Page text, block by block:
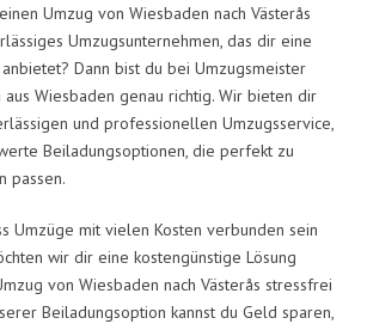
Umzug von Wiesbaden nach Västerås
Umzugsunternehmen, das dir eine
Dann bist du bei Umzugsmeister
Wiesbaden genau richtig. Wir bieten dir
und professionellen Umzugsservice,
Beiladungsoptionen, die perfekt zu
passen.
Umzüge mit vielen Kosten verbunden sein
wir dir eine kostengünstige Lösung
von Wiesbaden nach Västerås stressfrei
Beiladungsoption kannst du Geld sparen,